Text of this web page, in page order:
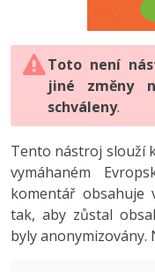
HTML5,
SQL a
Testování a
UML a
React
Spring
PHP
JavaScript
Python
HTML / CSS
UML a
MySQL/
Vývojář
C# Game
Tester
Systémový
-80%
JavaScript -
PHP -80%
Swift -80%
Kotlin -80%
Digitální
Marketing
WordPress
SEO
UX
Business
Photoshop
Adobe
Adobe
Adobe XD
Adobe
Adobe
Toto není
jiné změny
schváleny.
Tento nástroj slouží
vymáhaném
komentář obsahuje
tak, aby zůstal
byly anonymizovány.